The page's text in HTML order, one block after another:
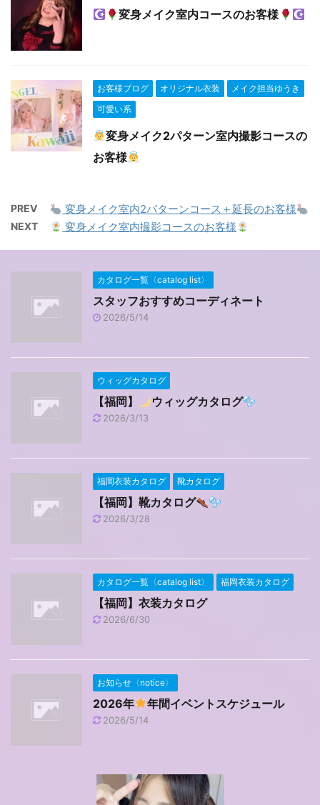
変身メイク室内コースのお客様
お客様ブログ オリジナル衣装
メイク担当ゆうき
可愛い系
変身メイク2パターン室内撮影コースの
お客様
PREV 変身メイク室内2パターンコース＋延長のお客様
NEXT 変身メイク室内撮影コースのお客様
カタログ一覧〈catalog list〉
スタッフおすすめコーディネート
2026/5/14
ウィッグカタログ
【福岡】 ウィッグカタログ
2026/3/13
福岡衣装カタログ 靴カタログ
【福岡】靴カタログ
2026/3/28
カタログ一覧〈catalog list〉 福岡衣装カタログ
【福岡】衣装カタログ
2026/6/30
お知らせ〈notice〉
2026年 年間イベントスケジュール
2026/5/14